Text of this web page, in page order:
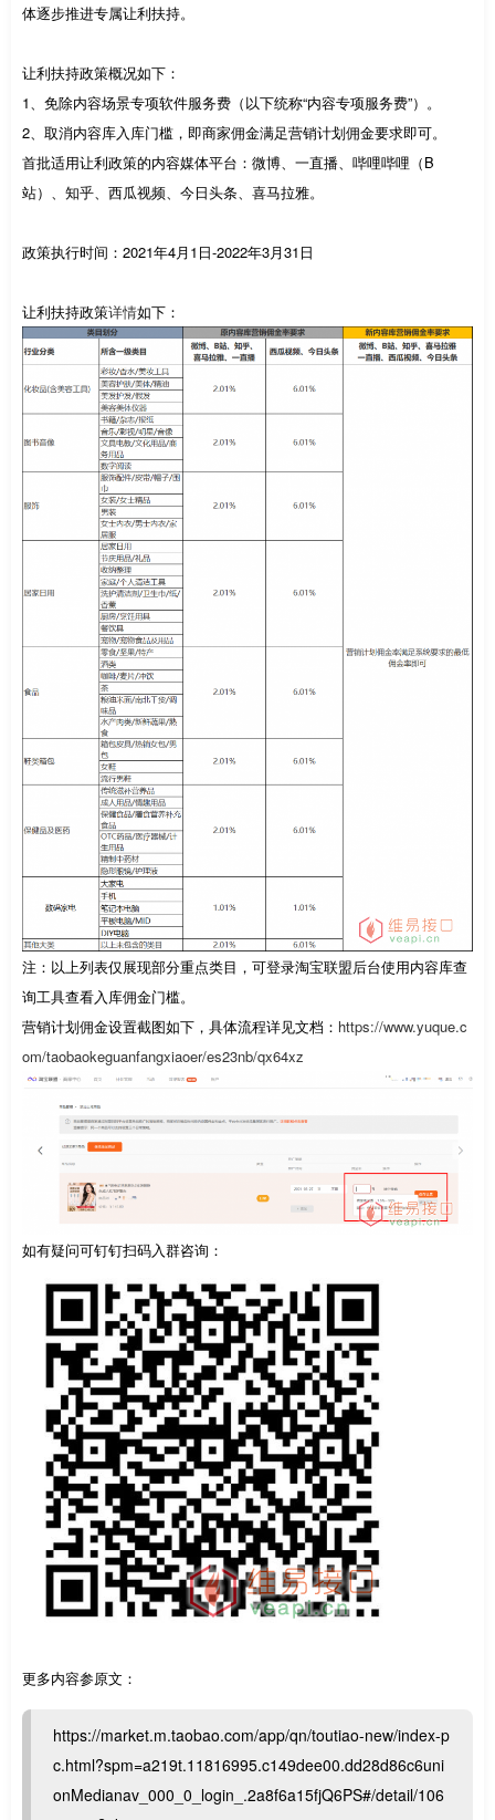
体逐步推进专属让利扶持。
让利扶持政策概况如下：
1、免除内容场景专项软件服务费（以下统称“内容专项服务费”）。
2、取消内容库入库门槛，即商家佣金满足营销计划佣金要求即可。
首批适用让利政策的内容媒体平台：微博、一直播、哔哩哔哩（B
站）、知乎、西瓜视频、今日头条、喜马拉雅。
政策执行时间：2021年4月1日-2022年3月31日
让利扶持政策详情如下：
注：以上列表仅展现部分重点类目，可登录淘宝联盟后台使用内容库查
询工具查看入库佣金门槛。
营销计划佣金设置截图如下，具体流程详见文档： https://www.yuque.c
om/taobaokeguanfangxiaoer/es23nb/qx64xz
如有疑问可钉钉扫码入群咨询：
更多内容参原文：
https://market.m.taobao.com/app/qn/toutiao-new/index-p
c.html?spm=a219t.11816995.c149dee00.dd28d86c6uni
onMedianav_000_0_login_.2a8f6a15fjQ6PS#/detail/106